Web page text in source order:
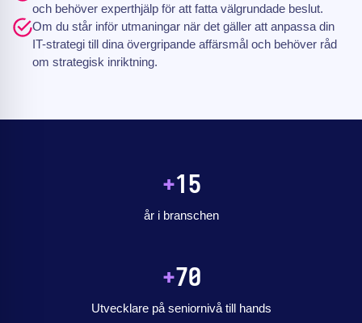
och behöver experthjälp för att fatta välgrundade beslut.
Om du står inför utmaningar när det gäller att anpassa din
IT-strategi till dina övergripande affärsmål och behöver råd
om strategisk inriktning.
+15
år i branschen
+70
Utvecklare på seniornivå till hands